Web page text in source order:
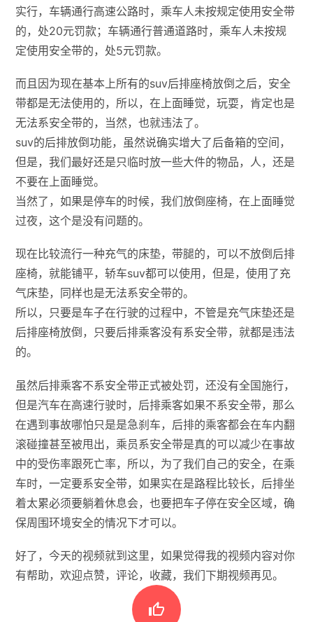
实行，车辆通行高速公路时，乘车人未按规定使用安全带
的，处20元罚款；车辆通行普通道路时，乘车人未按规
定使用安全带的，处5元罚款。
而且因为现在基本上所有的suv后排座椅放倒之后，安全
带都是无法使用的，所以，在上面睡觉，玩耍，肯定也是
无法系安全带的，当然，也就违法了。
suv的后排放倒功能，虽然说确实增大了后备箱的空间，
但是，我们最好还是只临时放一些大件的物品，人，还是
不要在上面睡觉。
当然了，如果是停车的时候，我们放倒座椅，在上面睡觉
过夜，这个是没有问题的。
现在比较流行一种充气的床垫，带腿的，可以不放倒后排
座椅，就能铺平，轿车suv都可以使用，但是，使用了充
气床垫，同样也是无法系安全带的。
所以，只要是车子在行驶的过程中，不管是充气床垫还是
后排座椅放倒，只要后排乘客没有系安全带，就都是违法
的。
虽然后排乘客不系安全带正式被处罚，还没有全国施行，
但是汽车在高速行驶时，后排乘客如果不系安全带，那么
在遇到事故哪怕只是是急刹车，后排的乘客都会在车内翻
滚碰撞甚至被甩出，乘员系安全带是真的可以减少在事故
中的受伤率跟死亡率，所以，为了我们自己的安全，在乘
车时，一定要系安全带，如果实在是路程比较长，后排坐
着太累必须要躺着休息会，也要把车子停在安全区域，确
保周围环境安全的情况下才可以。
好了，今天的视频就到这里，如果觉得我的视频内容对你
有帮助，欢迎点赞，评论，收藏，我们下期视频再见。
